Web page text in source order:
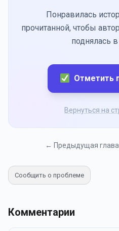
Понравилась
прочитанной, чтобы
поднялась
Отметить
Вернуться на
← Предыдущая глава•
Сообщить о проблеме
Комментарии